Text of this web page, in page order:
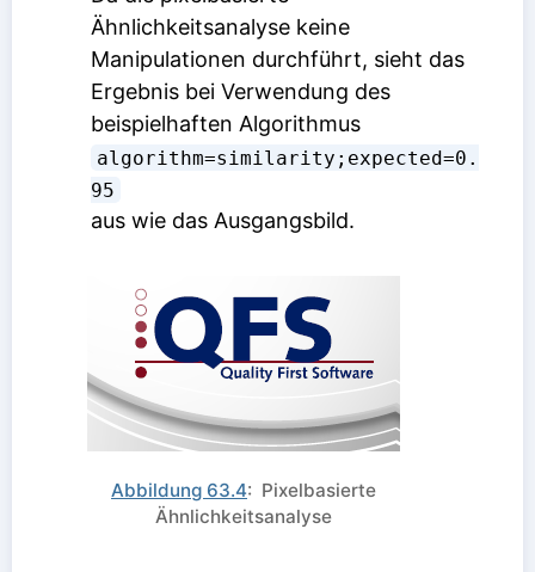
Ähnlichkeitsanalyse keine
Manipulationen durchführt, sieht das
Ergebnis bei Verwendung des
beispielhaften Algorithmus
algorithm=similarity;expected=0.
95
aus wie das Ausgangsbild.
Abbildung 63.4: Pixelbasierte
Ähnlichkeitsanalyse